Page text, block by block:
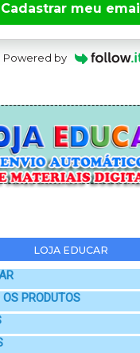
Cadastrar meu email
Powered by
LOJA EDUCAR
PRODUTOS